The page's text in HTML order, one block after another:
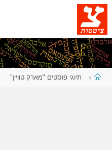
דלגו
לתוכן
עמודתיוגי פוסטים "מארק טוויין"